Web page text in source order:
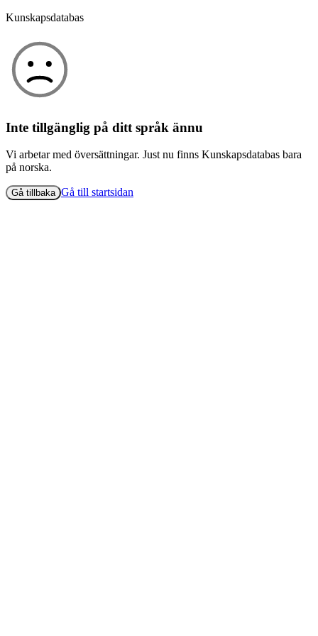
Kunskapsdatabas
Inte tillgänglig på ditt språk ännu
Vi arbetar med översättningar. Just nu finns Kunskapsdatabas bara
på norska.
Gå tillbaka Gå till startsidan